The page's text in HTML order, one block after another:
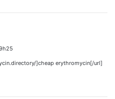
]cheap erythromycin[/url]